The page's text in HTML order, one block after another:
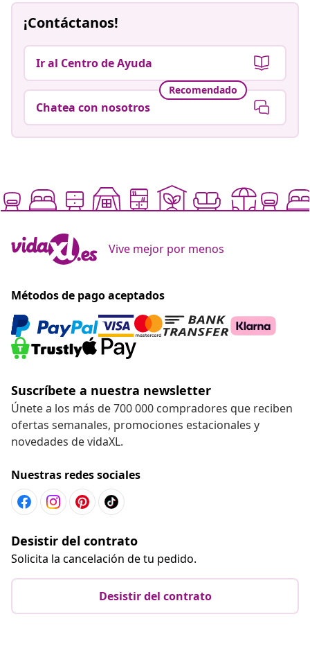
¡Contáctanos!
Ir al Centro de Ayuda
Recomendado
Chatea con nosotros
Vive mejor por menos
Métodos de pago aceptados
Suscríbete a nuestra newsletter
Únete a los más de 700 000 compradores que reciben
ofertas semanales, promociones estacionales y
novedades de vidaXL.
Nuestras redes sociales
Desistir del contrato
Solicita la cancelación de tu pedido.
Desistir del contrato